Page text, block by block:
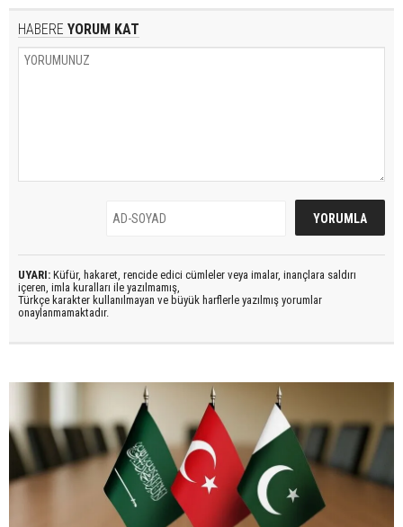
HABERE YORUM KAT
UYARI: Küfür, hakaret, rencide edici cümleler veya imalar, inançlara saldırı
içeren, imla kuralları ile yazılmamış,
Türkçe karakter kullanılmayan ve büyük harflerle yazılmış yorumlar
onaylanmamaktadır.